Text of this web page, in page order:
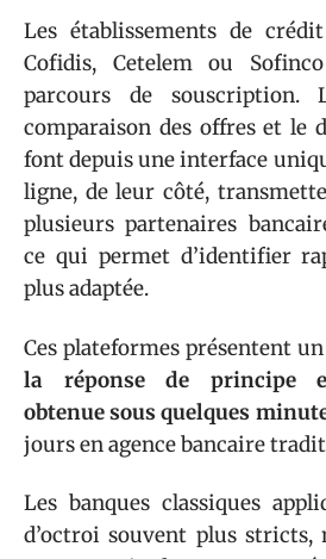
Les établissements de
Cofidis, Cetelem ou
parcours de souscription.
comparaison des offres et le
font depuis une interface
ligne, de leur côté,
plusieurs partenaires
ce qui permet d’identifier
plus adaptée.
Ces plateformes présentent
la réponse de principe
obtenue sous quelques
jours en agence bancaire
Les banques classiques
d’octroi souvent plus stricts,